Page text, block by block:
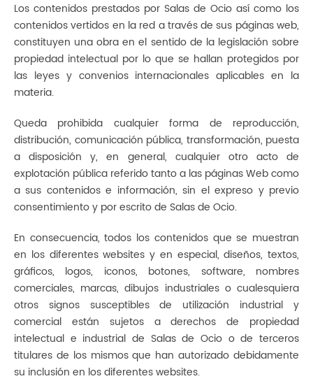
Los contenidos prestados por Salas de Ocio así como los
contenidos vertidos en la red a través de sus páginas web,
constituyen una obra en el sentido de la legislación sobre
propiedad intelectual por lo que se hallan protegidos por
las leyes y convenios internacionales aplicables en la
materia.
Queda prohibida cualquier forma de reproducción,
distribución, comunicación pública, transformación, puesta
a disposición y, en general, cualquier otro acto de
explotación pública referido tanto a las páginas Web como
a sus contenidos e información, sin el expreso y previo
consentimiento y por escrito de Salas de Ocio.
En consecuencia, todos los contenidos que se muestran
en los diferentes websites y en especial, diseños, textos,
gráficos, logos, iconos, botones, software, nombres
comerciales, marcas, dibujos industriales o cualesquiera
otros signos susceptibles de utilización industrial y
comercial están sujetos a derechos de propiedad
intelectual e industrial de Salas de Ocio o de terceros
titulares de los mismos que han autorizado debidamente
su inclusión en los diferentes websites.